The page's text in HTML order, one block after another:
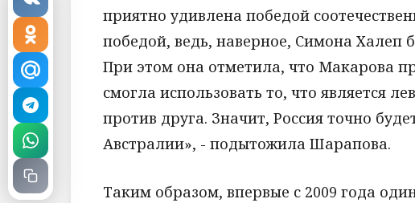
приятно удивлена победой
победой, ведь, наверное, Симона Халеп
При этом она отметила, что Макарова
смогла использовать то, что является
против друга. Значит, Россия точно
Австралии», - подытожила Шарапова.
Таким образом, впервые с 2009 года